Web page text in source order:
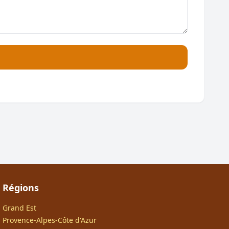
Régions
Grand Est
Provence-Alpes-Côte d'Azur